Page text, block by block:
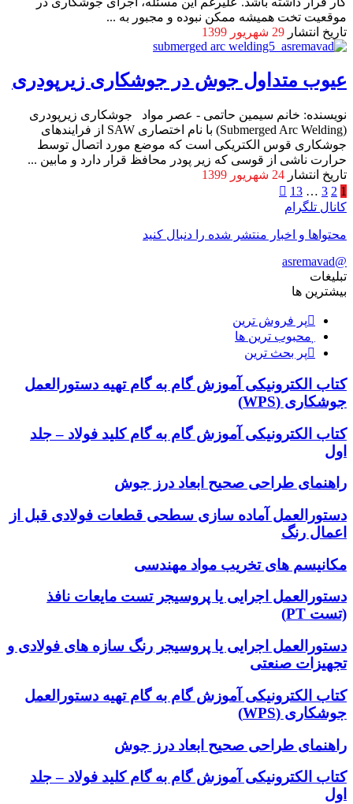
موقعیت تخت همیشه ممکن نبوده و مجبور به ...
تاریخ انتشار 29 شهریور 1399
عیوب متداول جوش در جوشکاری زیرپودری
نویسنده: خانم سیمین حاتمی - عصر مواد جوشکاری زیرپودری
(Submerged Arc Welding) با نام اختصاری SAW از فرایندهای
جوشکاری قوس الکتریکی است که موضع مورد اتصال توسط
حرارت ناشی از قوسی که زیر پودر محافظ قرار دارد و مابین ...
تاریخ انتشار 24 شهریور 1399
1
2
3
…
13
کانال تلگرام
محتواها و اخبار منتشر شده را دنبال کنید
@asremavad
تبلیغات
بیشترین ها
پر فروش ترین
محبوب ترین ها
پر بحث ترین
کتاب الکترونیکی آموزش گام به گام تهیه دستورالعمل
جوشکاری (WPS)
کتاب الکترونیکی آموزش گام به گام کلید فولاد – جلد
اول
راهنمای طراحی صحیح ابعاد درز جوش
دستورالعمل آماده سازی سطحی قطعات فولادی قبل از
اعمال رنگ
مکانیسم های تخریب مواد مهندسی
دستورالعمل اجرایی یا پروسیجر تست مایعات نافذ
(تست PT)
دستورالعمل اجرایی یا پروسیجر رنگ سازه های فولادی و
تجهیزات صنعتی
کتاب الکترونیکی آموزش گام به گام تهیه دستورالعمل
جوشکاری (WPS)
راهنمای طراحی صحیح ابعاد درز جوش
کتاب الکترونیکی آموزش گام به گام کلید فولاد – جلد
اول